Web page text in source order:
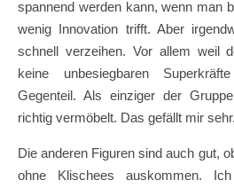
spannend werden kann, wenn man
wenig Innovation trifft. Aber
schnell verzeihen. Vor allem weil
keine unbesiegbaren
Gegenteil. Als einziger der
richtig vermöbelt. Das gefällt mir sehr.
Die anderen Figuren sind auch gut,
ohne Klischees auskommen.